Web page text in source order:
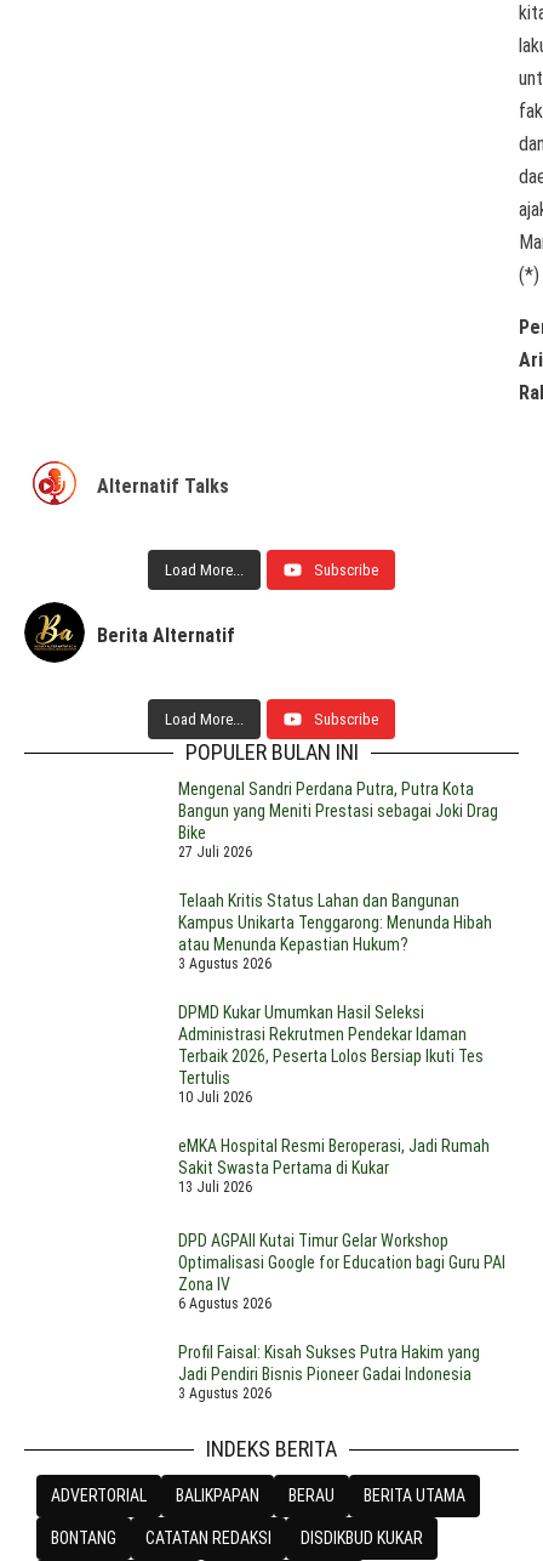
(*)
Alternatif Talks
Load More... Subscribe
Berita Alternatif
Load More... Subscribe
POPULER BULAN INI
Mengenal Sandri Perdana Putra, Putra Kota
Bangun yang Meniti Prestasi sebagai Joki Drag
Bike
27 Juli 2026
Telaah Kritis Status Lahan dan Bangunan
Kampus Unikarta Tenggarong: Menunda Hibah
atau Menunda Kepastian Hukum?
3 Agustus 2026
DPMD Kukar Umumkan Hasil Seleksi
Administrasi Rekrutmen Pendekar Idaman
Terbaik 2026, Peserta Lolos Bersiap Ikuti Tes
Tertulis
10 Juli 2026
eMKA Hospital Resmi Beroperasi, Jadi Rumah
Sakit Swasta Pertama di Kukar
13 Juli 2026
DPD AGPAII Kutai Timur Gelar Workshop
Optimalisasi Google for Education bagi Guru PAI
Zona IV
6 Agustus 2026
Profil Faisal: Kisah Sukses Putra Hakim yang
Jadi Pendiri Bisnis Pioneer Gadai Indonesia
3 Agustus 2026
INDEKS BERITA
ADVERTORIAL BALIKPAPAN BERAU BERITA UTAMA
BONTANG CATATAN REDAKSI DISDIKBUD KUKAR